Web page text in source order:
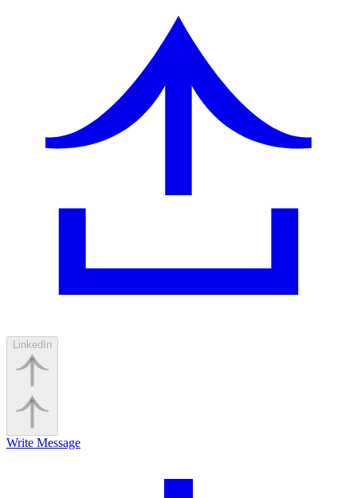
LinkedIn
Write Message